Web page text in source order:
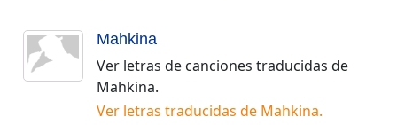
Mahkina
Ver letras de canciones traducidas de
Mahkina.
Ver letras traducidas de Mahkina.